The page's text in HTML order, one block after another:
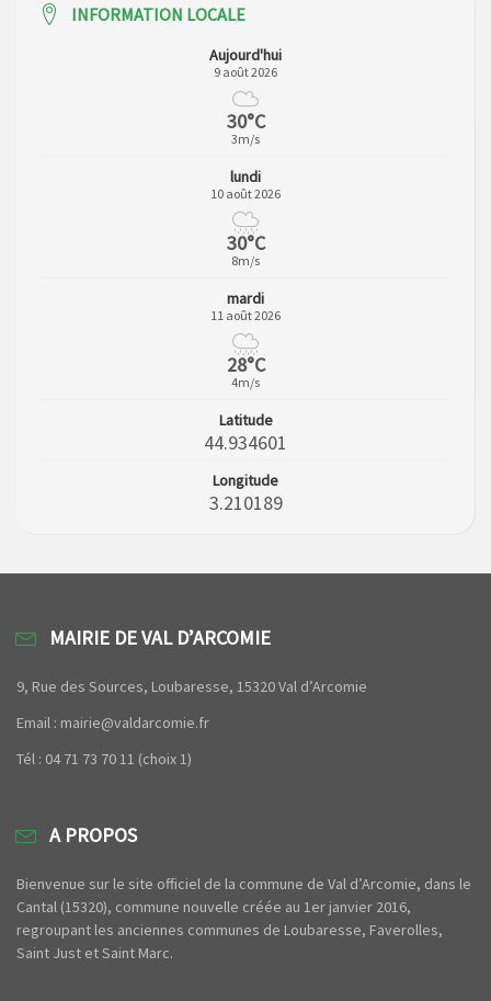
INFORMATION LOCALE
Aujourd'hui
9 août 2026
30°C
3m/s
lundi
10 août 2026
30°C
8m/s
mardi
11 août 2026
28°C
4m/s
Latitude
44.934601
Longitude
3.210189
MAIRIE DE VAL D’ARCOMIE
9, Rue des Sources, Loubaresse, 15320 Val d’Arcomie
Email : mairie@valdarcomie.fr
Tél : 04 71 73 70 11 (choix 1)
A PROPOS
Bienvenue sur le site officiel de la commune de Val d’Arcomie, dans le
Cantal (15320), commune nouvelle créée au 1er janvier 2016,
regroupant les anciennes communes de Loubaresse, Faverolles,
Saint Just et Saint Marc.